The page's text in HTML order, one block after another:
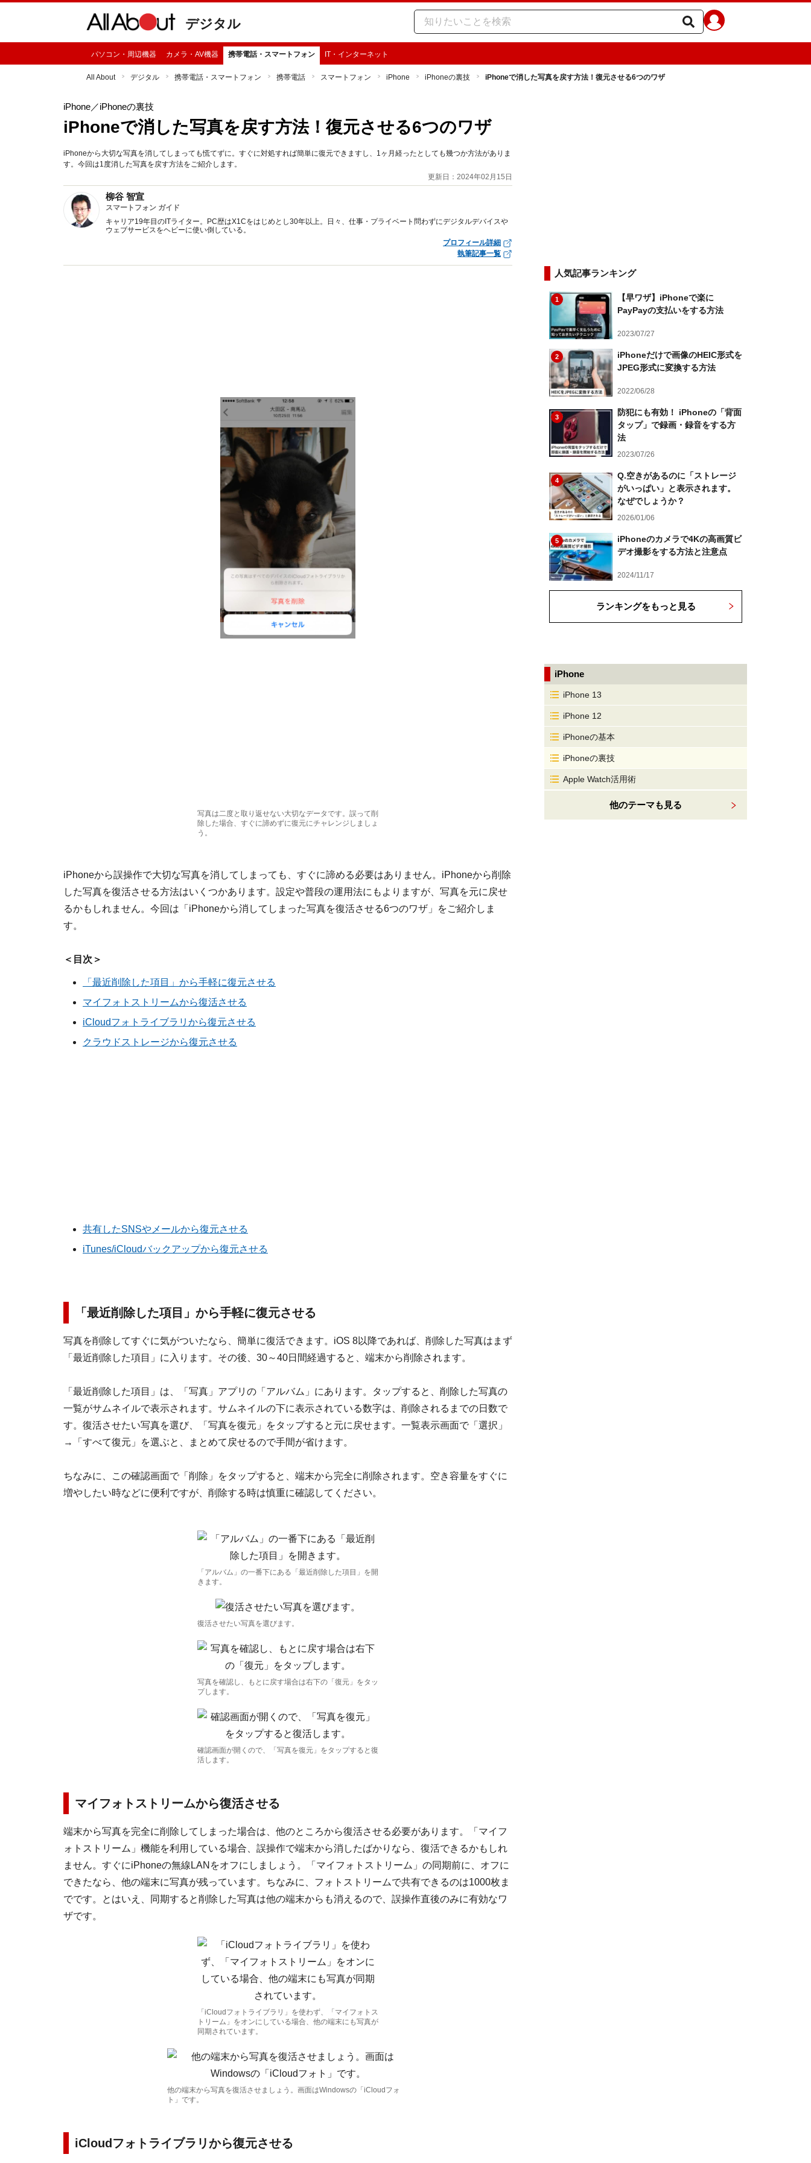
デジタル
パソコン・周辺機器 カメラ・AV機器 携帯電話・スマートフォン IT・インターネット
All About デジタル 携帯電話・スマートフォン 携帯電話 スマートフォン iPhone iPhoneの裏技 iPhoneで消した写真を戻す方法！復元させる6つのワザ
iPhone／iPhoneの裏技
iPhoneで消した写真を戻す方法！復元させる6つのワザ
iPhoneから大切な写真を消してしまっても慌てずに。すぐに対処すれば簡単に復元できますし、1ヶ月経ったとしても幾つか方法がありま
す。今回は1度消した写真を戻す方法をご紹介します。
更新日：2024年02月15日
柳谷 智宣
スマートフォン ガイド
キャリア19年目のITライター。PC歴はX1Cをはじめとし30年以上。日々、仕事・プライベート問わずにデジタルデバイスや
ウェブサービスをヘビーに使い倒している。
プロフィール詳細
執筆記事一覧
写真は二度と取り返せない大切なデータです。誤って削
除した場合、すぐに諦めずに復元にチャレンジしましょ
う。
iPhoneから誤操作で大切な写真を消してしまっても、すぐに諦める必要はありません。iPhoneから削除
した写真を復活させる方法はいくつかあります。設定や普段の運用法にもよりますが、写真を元に戻せ
るかもしれません。今回は「iPhoneから消してしまった写真を復活させる6つのワザ」をご紹介しま
す。
＜目次＞
「最近削除した項目」から手軽に復元させる
マイフォトストリームから復活させる
iCloudフォトライブラリから復元させる
クラウドストレージから復元させる
共有したSNSやメールから復元させる
iTunes/iCloudバックアップから復元させる
「最近削除した項目」から手軽に復元させる
写真を削除してすぐに気がついたなら、簡単に復活できます。iOS 8以降であれば、削除した写真はまず
「最近削除した項目」に入ります。その後、30～40日間経過すると、端末から削除されます。
「最近削除した項目」は、「写真」アプリの「アルバム」にあります。タップすると、削除した写真の
一覧がサムネイルで表示されます。サムネイルの下に表示されている数字は、削除されるまでの日数で
す。復活させたい写真を選び、「写真を復元」をタップすると元に戻せます。一覧表示画面で「選択」
→「すべて復元」を選ぶと、まとめて戻せるので手間が省けます。
ちなみに、この確認画面で「削除」をタップすると、端末から完全に削除されます。空き容量をすぐに
増やしたい時などに便利ですが、削除する時は慎重に確認してください。
「アルバム」の一番下にある「最近削除した項目」を開
きます。
復活させたい写真を選びます。
写真を確認し、もとに戻す場合は右下の「復元」をタッ
プします。
確認画面が開くので、「写真を復元」をタップすると復
活します。
マイフォトストリームから復活させる
端末から写真を完全に削除してしまった場合は、他のところから復活させる必要があります。「マイフ
ォトストリーム」機能を利用している場合、誤操作で端末から消したばかりなら、復活できるかもしれ
ません。すぐにiPhoneの無線LANをオフにしましょう。「マイフォトストリーム」の同期前に、オフに
できたなら、他の端末に写真が残っています。ちなみに、フォトストリームで共有できるのは1000枚ま
でです。とはいえ、同期すると削除した写真は他の端末からも消えるので、誤操作直後のみに有効なワ
ザです。
「iCloudフォトライブラリ」を使わず、「マイフォトス
トリーム」をオンにしている場合、他の端末にも写真が
同期されています。
他の端末から写真を復活させましょう。画面はWindowsの「iCloudフォ
ト」です。
iCloudフォトライブラリから復元させる
人気記事ランキング
1
【早ワザ】iPhoneで楽に
PayPayの支払いをする方法
2023/07/27
2
iPhoneだけで画像のHEIC形式を
JPEG形式に変換する方法
2022/06/28
3
防犯にも有効！ iPhoneの「背面
タップ」で録画・録音をする方
法
2023/07/26
4
Q.空きがあるのに「ストレージ
がいっぱい」と表示されます。
なぜでしょうか？
2026/01/06
5
iPhoneのカメラで4Kの高画質ビ
デオ撮影をする方法と注意点
2024/11/17
ランキングをもっと見る
iPhone
iPhone 13
iPhone 12
iPhoneの基本
iPhoneの裏技
Apple Watch活用術
他のテーマも見る